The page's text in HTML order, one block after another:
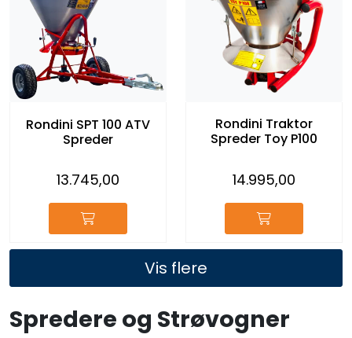
Rondini SPT 100 ATV
Spreder
13.745,00
Rondini Traktor
Spreder Toy P100
14.995,00
Vis flere
Spredere og Strøvogner